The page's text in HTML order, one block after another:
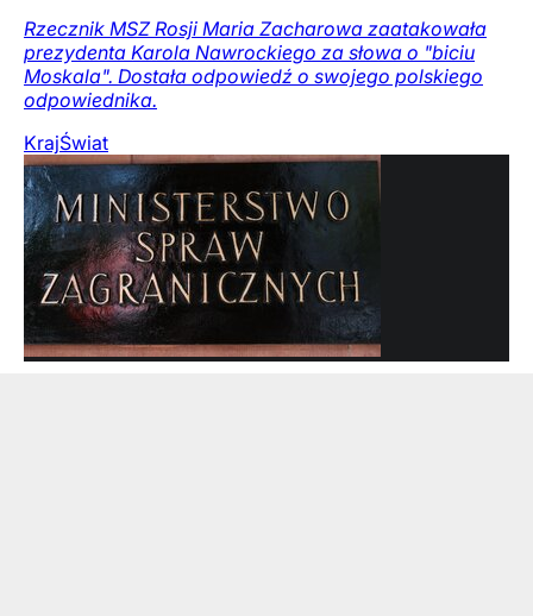
Rzecznik MSZ Rosji Maria Zacharowa zaatakowała
prezydenta Karola Nawrockiego za słowa o "biciu
Moskala". Dostała odpowiedź o swojego polskiego
odpowiednika.
KrajŚwiat